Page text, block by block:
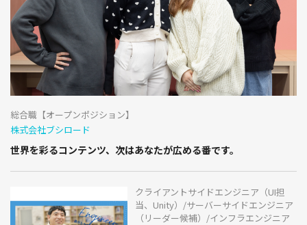
総合職【オープンポジション】
株式会社ブシロード
世界を彩るコンテンツ、次はあなたが広める番です。
クライアントサイドエンジニア（UI担
当、Unity）/サーバーサイドエンジニア
（リーダー候補）/インフラエンジニア